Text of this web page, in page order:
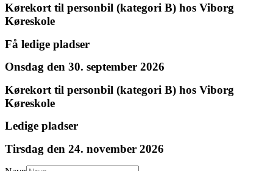
Kørekort til personbil (kategori B) hos Viborg
Køreskole
Få ledige pladser
Onsdag den 30. september 2026
Kørekort til personbil (kategori B) hos Viborg
Køreskole
Ledige pladser
Tirsdag den 24. november 2026